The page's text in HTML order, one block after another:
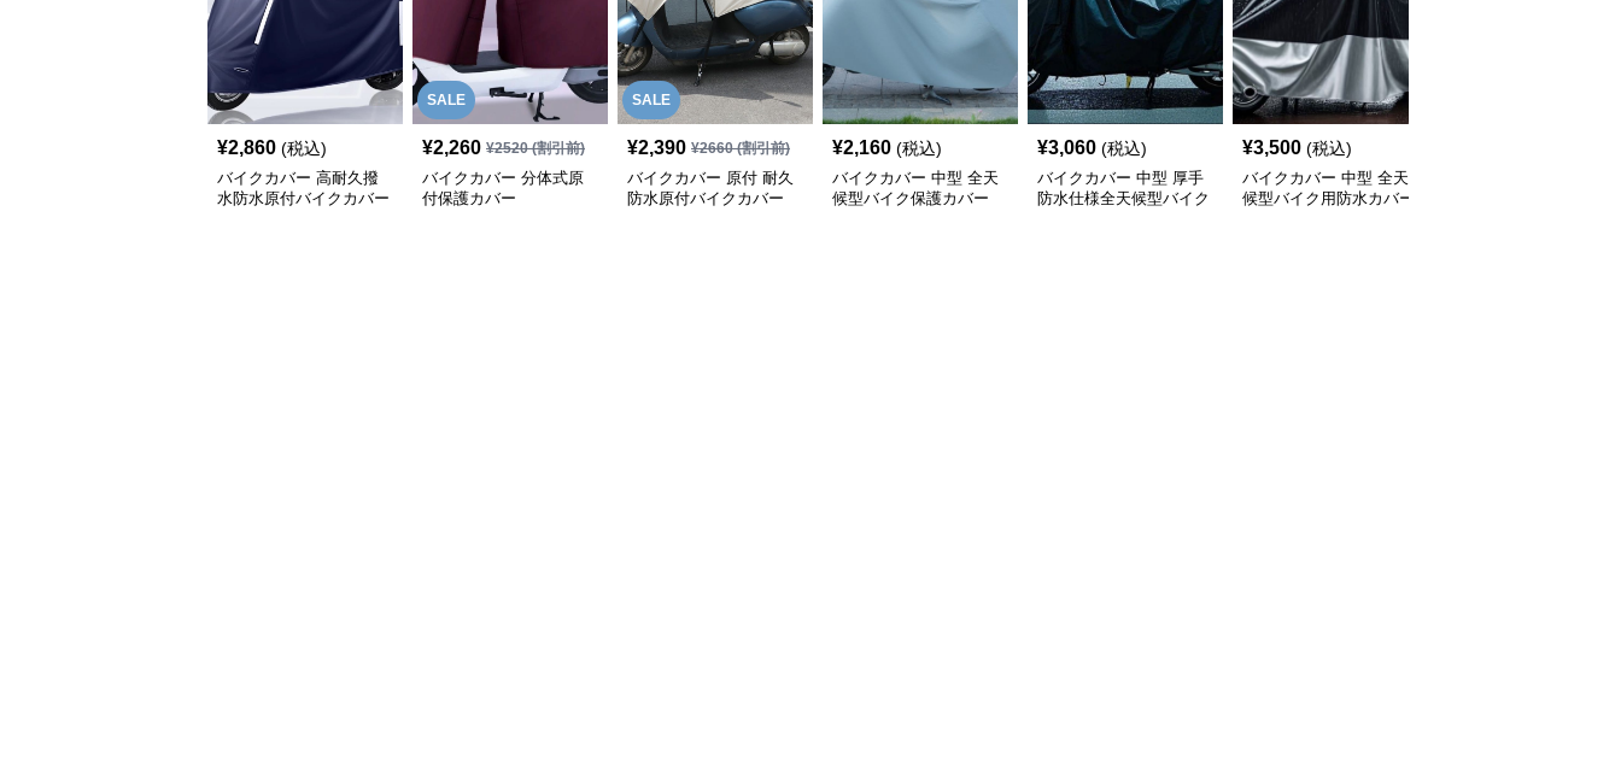
¥2,860 (税込)
バイクカバー 高耐久撥
水防水原付バイクカバー
SALE
¥2,260 ¥2520(割引前)
バイクカバー 分体式原
付保護カバー
SALE
¥2,390 ¥2660(割引前)
バイクカバー 原付 耐久
防水原付バイクカバー
¥2,160 (税込)
バイクカバー 中型 全天
候型バイク保護カバー
¥3,060 (税込)
バイクカバー 中型 厚手
防水仕様全天候型バイク
¥3,500 (税込)
バイクカバー 中型 全天
候型バイク用防水カバー